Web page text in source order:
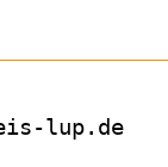
lup.de